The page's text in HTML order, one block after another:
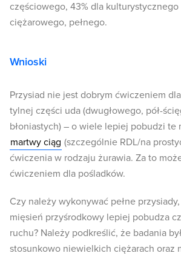
częściowego, 43% dla kulturystycznego
ciężarowego, pełnego.
Wnioski
Przysiad nie jest dobrym ćwiczeniem
tylnej części uda (dwugłowego, pół-
błoniastych) – o wiele lepiej pobudzi te
martwy ciąg (szczególnie RDL/na
ćwiczenia w rodzaju żurawia. Za to
ćwiczeniem dla pośladków.
Czy należy wykonywać pełne
mięsień przyśrodkowy lepiej pobudza
ruchu? Należy podkreślić, że badania
stosunkowo niewielkich ciężarach oraz